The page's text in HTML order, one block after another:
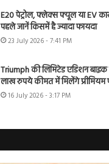
E20 पेट्रोल, फ्लेक्स फ्यूल या EV
पहले जानें किसमें है ज्यादा फायदा
23 July 2026 - 7:41 PM
Triumph की लिमिटेड एडिशन
लाख रुपये कीमत में मिलेंगे प्रीमियम
16 July 2026 - 3:17 PM